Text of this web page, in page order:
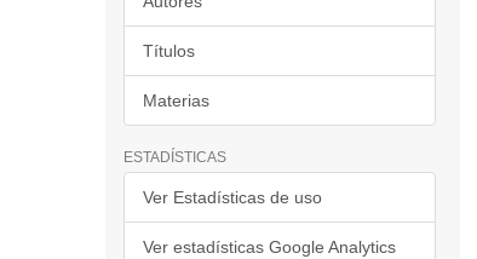
Títulos
Materias
ESTADÍSTICAS
Ver Estadísticas de uso
Ver estadísticas Google Analytics